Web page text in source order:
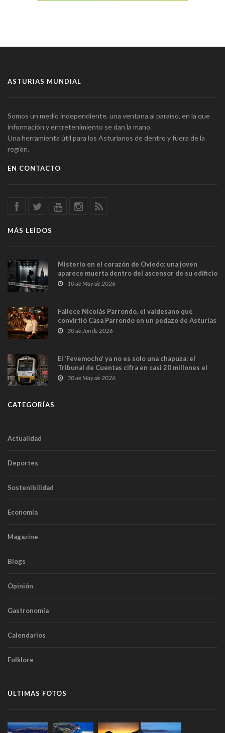
ASTURIAS MUNDIAL
Somos un medio independiente, una ventana al paraíso, en la que
información y entretenimiento se dan la mano.
Una herramienta útil para los Asturianos de dentro y fuera de la
región.
EN CONTACTO
MÁS LEÍDOS
Misterio en el corazón de Oviedo: una joven
aparece muerta dentro del ascensor de su edificio
y las cámaras captan sus últimos minutos
10 de May de 2026
Fallece Nicolás Parrondo, el valdesano que
convirtió Casa Parrondo en un pedazo de Asturias
en Madrid
30 de Jun de 2026
El ‘Fevemocho’ ya no es solo una chapuza: el
Tribunal de Cuentas cifra en casi 20 millones el
sobrecoste de los trenes que no cabían por los
30 de May de 2026
CATEGORÍAS
Actualidad
Deportes
Sostenibilidad
Economía
Magazine
Blogs
Opinión
Gastronomía
Calendarios
Folklore
ÚLTIMAS FOTOS